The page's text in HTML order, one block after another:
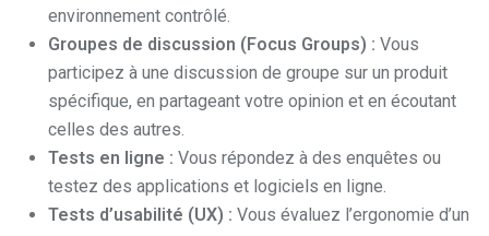
environnement contrôlé.
Groupes de discussion (Focus Groups) : Vous
participez à une discussion de groupe sur un produit
spécifique, en partageant votre opinion et en écoutant
celles des autres.
Tests en ligne : Vous répondez à des enquêtes ou
testez des applications et logiciels en ligne.
Tests d’usabilité (UX) : Vous évaluez l’ergonomie d’un